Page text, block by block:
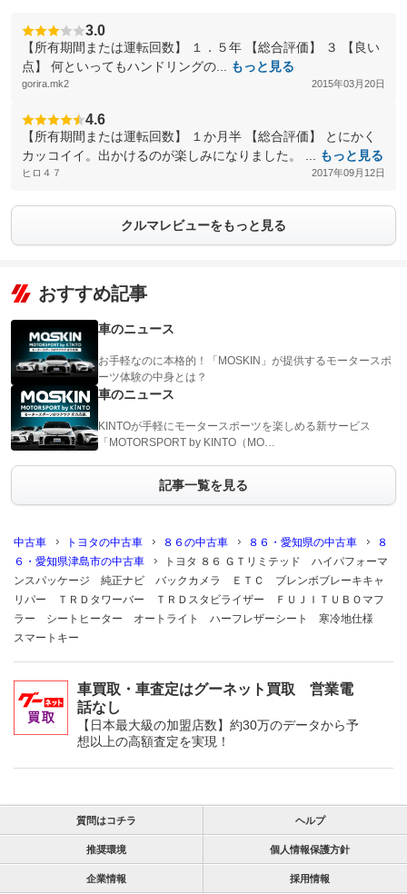
3.0
【所有期間または運転回数】 １．５年 【総合評価】 ３ 【良い
点】 何といってもハンドリングの...
もっと見る
gorira.mk2 2015年03月20日
4.6
【所有期間または運転回数】 １か月半 【総合評価】 とにかく
カッコイイ。出かけるのが楽しみになりました。 ...
もっと見る
ヒロ４７ 2017年09月12日
クルマレビューをもっと見る
おすすめ記事
車のニュース
お手軽なのに本格的！「MOSKIN」が提供するモータースポ
ーツ体験の中身とは？
車のニュース
KINTOが手軽にモータースポーツを楽しめる新サービス
「MOTORSPORT by KINTO（MO…
記事一覧を見る
中古車 トヨタの中古車 ８６の中古車 ８６・愛知県の中古車
８
６・愛知県津島市の中古車
トヨタ ８６ ＧＴリミテッド ハイパフォーマ
ンスパッケージ 純正ナビ バックカメラ ＥＴＣ ブレンボブレーキキャ
リパー ＴＲＤタワーバー ＴＲＤスタビライザー ＦＵＪＩＴＵＢＯマフ
ラー シートヒーター オートライト ハーフレザーシート 寒冷地仕様
スマートキー
車買取・車査定はグーネット買取 営業電
話なし
【日本最大級の加盟店数】約30万のデータから予
想以上の高額査定を実現！
質問はコチラ ヘルプ
推奨環境 個人情報保護方針
企業情報 採用情報